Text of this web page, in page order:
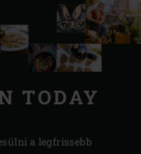
TODAY
a legfrissebb